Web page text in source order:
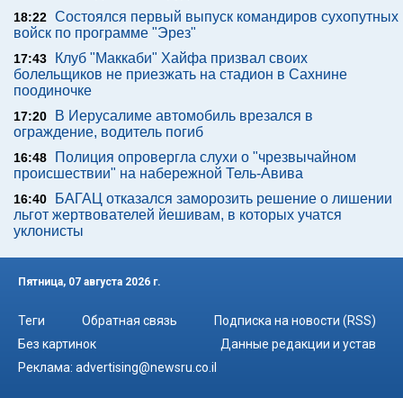
18:22 Состоялся первый выпуск командиров сухопутных
войск по программе "Эрез"
17:43
Клуб "Маккаби" Хайфа призвал своих
болельщиков не приезжать на стадион в Сахнине
поодиночке
17:20
В Иерусалиме автомобиль врезался в
ограждение, водитель погиб
16:48
Полиция опровергла слухи о "чрезвычайном
происшествии" на набережной Тель-Авива
16:40
БАГАЦ отказался заморозить решение о лишении
льгот жертвователей йешивам, в которых учатся
уклонисты
Пятница, 07 августа 2026 г.
Теги Обратная связь
Подписка на новости (RSS)
Без картинок
Данные редакции и устав
Реклама: advertising@newsru.co.il